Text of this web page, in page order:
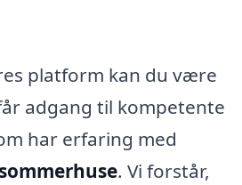
platform kan du være
adgang til kompetente
har erfaring med
. Vi forstår,